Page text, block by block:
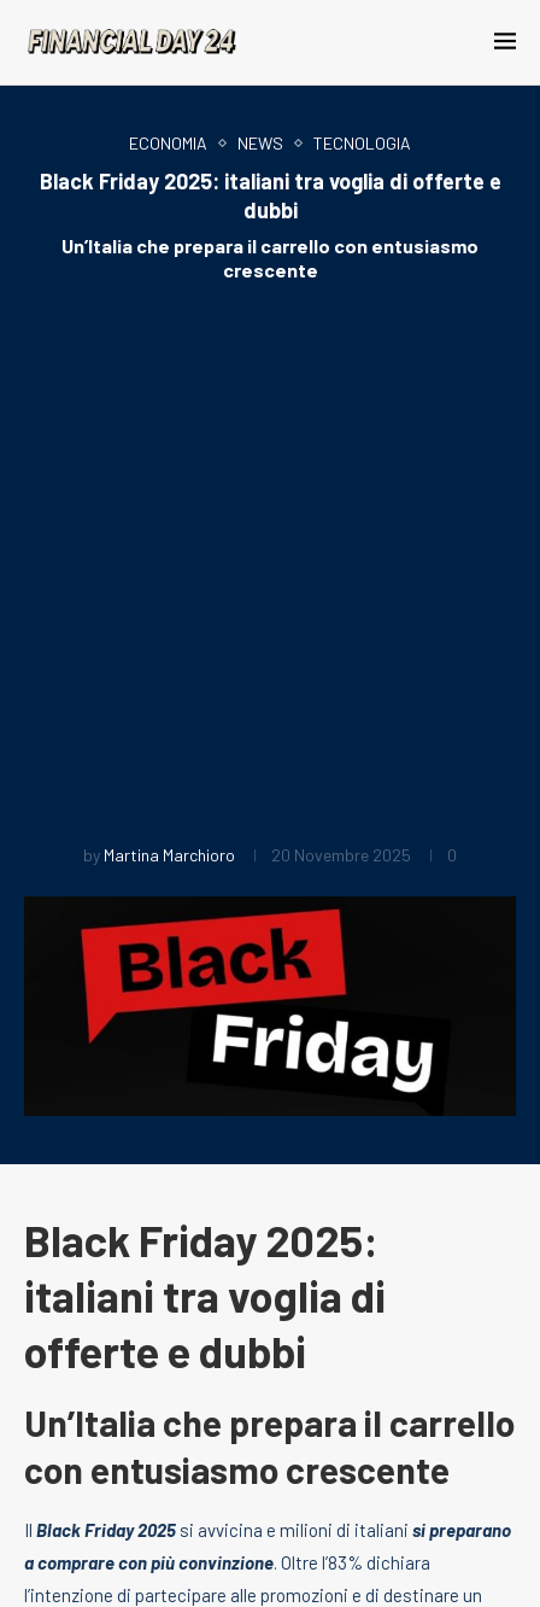
ECONOMIA NEWS TECNOLOGIA
Black Friday 2025: italiani tra voglia di offerte e
dubbi
Un’Italia che prepara il carrello con entusiasmo
crescente
by Martina Marchioro 20 Novembre 2025 0
Black Friday 2025:
italiani tra voglia di
offerte e dubbi
Un’Italia che prepara il carrello
con entusiasmo crescente
Il Black Friday 2025 si avvicina e milioni di italiani si preparano
a comprare con più convinzione. Oltre l’83% dichiara
l’intenzione di partecipare alle promozioni e di destinare un